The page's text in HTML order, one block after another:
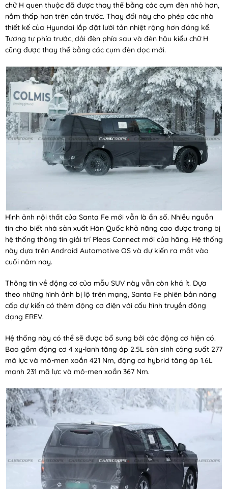
chữ H quen thuộc đã được thay thế bằng các cụm đèn nhỏ hơn,
nằm thấp hơn trên cản trước. Thay đổi này cho phép các nhà
thiết kế của Hyundai lắp đặt lưới tản nhiệt rộng hơn đáng kể.
Tương tự phía trước, dải đèn phía sau và đèn hậu kiểu chữ H
cũng được thay thế bằng các cụm đèn dọc mới.
Hình ảnh nội thất của Santa Fe mới vẫn là ẩn số. Nhiều nguồn
tin cho biết nhà sản xuất Hàn Quốc khả năng cao được trang bị
hệ thống thông tin giải trí Pleos Connect mới của hãng. Hệ thống
này dựa trên Android Automotive OS và dự kiến ra mắt vào
cuối năm nay.
Thông tin về động cơ của mẫu SUV này vẫn còn khá ít. Dựa
theo những hình ảnh bị lộ trên mạng, Santa Fe phiên bản nâng
cấp dự kiến có thêm động cơ điện với cấu hình truyền động
dạng EREV.
Hệ thống này có thể sẽ được bổ sung bởi các động cơ hiện có.
Bao gồm động cơ 4 xy-lanh tăng áp 2.5L sản sinh công suất 277
mã lực và mô-men xoắn 421 Nm, động cơ hybrid tăng áp 1.6L
mạnh 231 mã lực và mô-men xoắn 367 Nm.